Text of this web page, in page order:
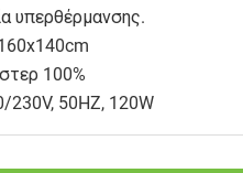
υπερθέρμανσης.
100%
230V, 50HZ, 120W